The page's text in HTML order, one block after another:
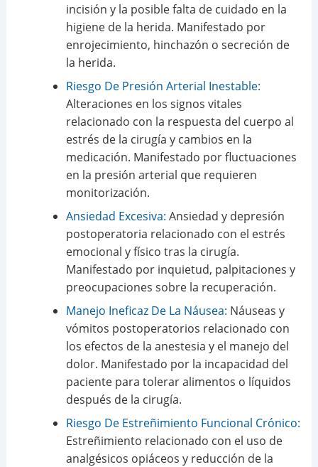
incisión y la posible falta de cuidado en la
higiene de la herida. Manifestado por
enrojecimiento, hinchazón o secreción de
la herida.
Riesgo De Presión Arterial Inestable:
Alteraciones en los signos vitales
relacionado con la respuesta del cuerpo al
estrés de la cirugía y cambios en la
medicación. Manifestado por fluctuaciones
en la presión arterial que requieren
monitorización.
Ansiedad Excesiva: Ansiedad y depresión
postoperatoria relacionado con el estrés
emocional y físico tras la cirugía.
Manifestado por inquietud, palpitaciones y
preocupaciones sobre la recuperación.
Manejo Ineficaz De La Náusea: Náuseas y
vómitos postoperatorios relacionado con
los efectos de la anestesia y el manejo del
dolor. Manifestado por la incapacidad del
paciente para tolerar alimentos o líquidos
después de la cirugía.
Riesgo De Estreñimiento Funcional Crónico:
Estreñimiento relacionado con el uso de
analgésicos opiáceos y reducción de la